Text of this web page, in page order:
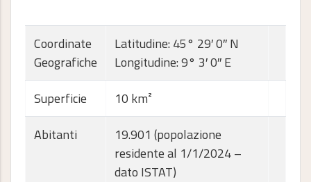
Coordinate
Geografiche
Latitudine: 45° 29′ 0′′ N
Longitudine: 9° 3′ 0′′ E
Superficie
10 km²
Abitanti
19.901 (popolazione
residente al 1/1/2024 –
dato ISTAT)